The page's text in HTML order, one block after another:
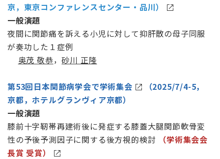
京，東京コンファレンスセンター・品川）
一般演題
夜間に関節痛を訴える小児に対して抑肝散の母子同服
が奏功した１症例
奥茂 敬恭，砂川 正隆
第53回日本関節病学会で学術集会
（2025/7/4-5，
京都，ホテルグランヴィア京都）
一般演題
膝前十字靭帯再建術後に発症する膝蓋大腿関節軟骨変
性の予後予測因子に関する後方視的検討
（学術集会会
長賞 受賞）